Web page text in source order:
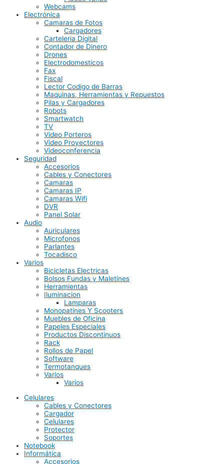
Webcams
Electrónica
Camaras de Fotos
Cargadores
Carteleria Digital
Contador de Dinero
Drones
Electrodomesticos
Fax
Fiscal
Lector Codigo de Barras
Maquinas, Herramientas y Repuestos
Pilas y Cargadores
Robots
Smartwatch
TV
Video Porteros
Video Proyectores
Videoconferencia
Seguridad
Accesorios
Cables y Conectores
Camaras
Camaras IP
Camaras Wifi
DVR
Panel Solar
Audio
Auriculares
Microfonos
Parlantes
Tocadisco
Varios
Bicicletas Electricas
Bolsos Fundas y Maletines
Herramientas
Iluminacion
Lamparas
Monopatines Y Scooters
Muebles de Oficina
Papeles Especiales
Productos Discontinuos
Rack
Rollos de Papel
Software
Termotanques
Varios
Varios
Celulares
Cables y Conectores
Cargador
Celulares
Protector
Soportes
Notebook
Informática
Accesorios